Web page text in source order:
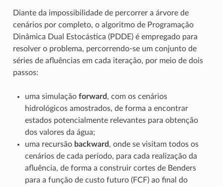
Diante da impossibilidade de percorrer a árvore de
cenários por completo, o algoritmo de Programação
Dinâmica Dual Estocástica (PDDE) é empregado para
resolver o problema, percorrendo-se um conjunto de
séries de afluências em cada iteração, por meio de dois
passos:
uma simulação forward , com os cenários
hidrológicos amostrados, de forma a encontrar
estados potencialmente relevantes para obtenção
dos valores da água;
uma recursão backward , onde se visitam todos os
cenários de cada período, para cada realização da
afluência, de forma a construir cortes de Benders
para a função de custo futuro (FCF) ao final do